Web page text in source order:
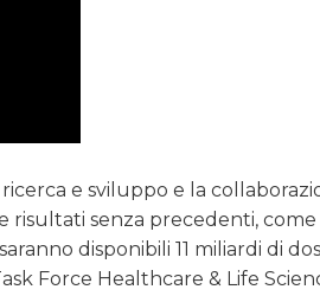
e sviluppo e la
risultati senza precedenti,
disponibili 11 miliardi di
Force Healthcare & Life